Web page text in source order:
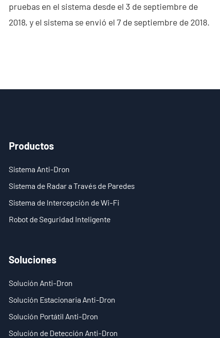
- - ND-SV003 Sistema de Radar a Través de Paredes
- - ND-SV004 Sistema Portátil de Radar a Través de Paredes
Paredes
- Sistema de Intercepción de Wi-Fi
- - ND-IM005 Sistema Estándar de Intercepción Wi-Fi
- - ND-IR001 Perro Robótico Inteligente
pruebas en el sistema desde el 3 de septiembre de
2018, y el sistema se envió el 7 de septiembre de 2018.
Productos
Sistema Anti-Dron
Sistema de Radar a Través de Paredes
Sistema de Intercepción de Wi-Fi
Robot de Seguridad Inteligente
Soluciones
Solución Anti-Dron
Solución Estacionaria Anti-Dron
Solución Portátil Anti-Dron
Solución de Detección Anti-Dron